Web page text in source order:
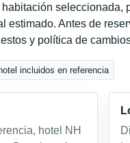
seleccionada,
estimado. Antes de
y política de
incluidos en referencia
hotel NH